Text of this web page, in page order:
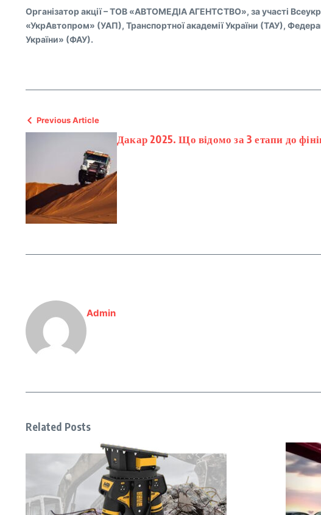
Організатор акції – ТОВ «АВТОМЕДІА АГЕНТСТВО», за участі
«УкрАвтопром» (УАП), Транспортної академії України (ТАУ),
України» (ФАУ).
Previous Article
Дакар 2025. Що відомо за 3 етапи до
Admin
Related Posts